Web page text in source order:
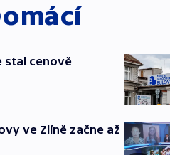
stal cenově
ve Zlíně začne až